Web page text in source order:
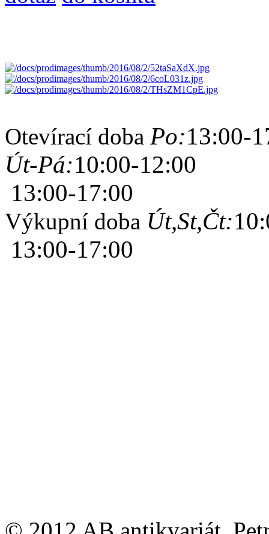
Otevírací doba Po:13:00-
Út-Pá:10:00-12:00
13:00-17:00
Výkupní doba Út,St,Čt:
13:00-17:00